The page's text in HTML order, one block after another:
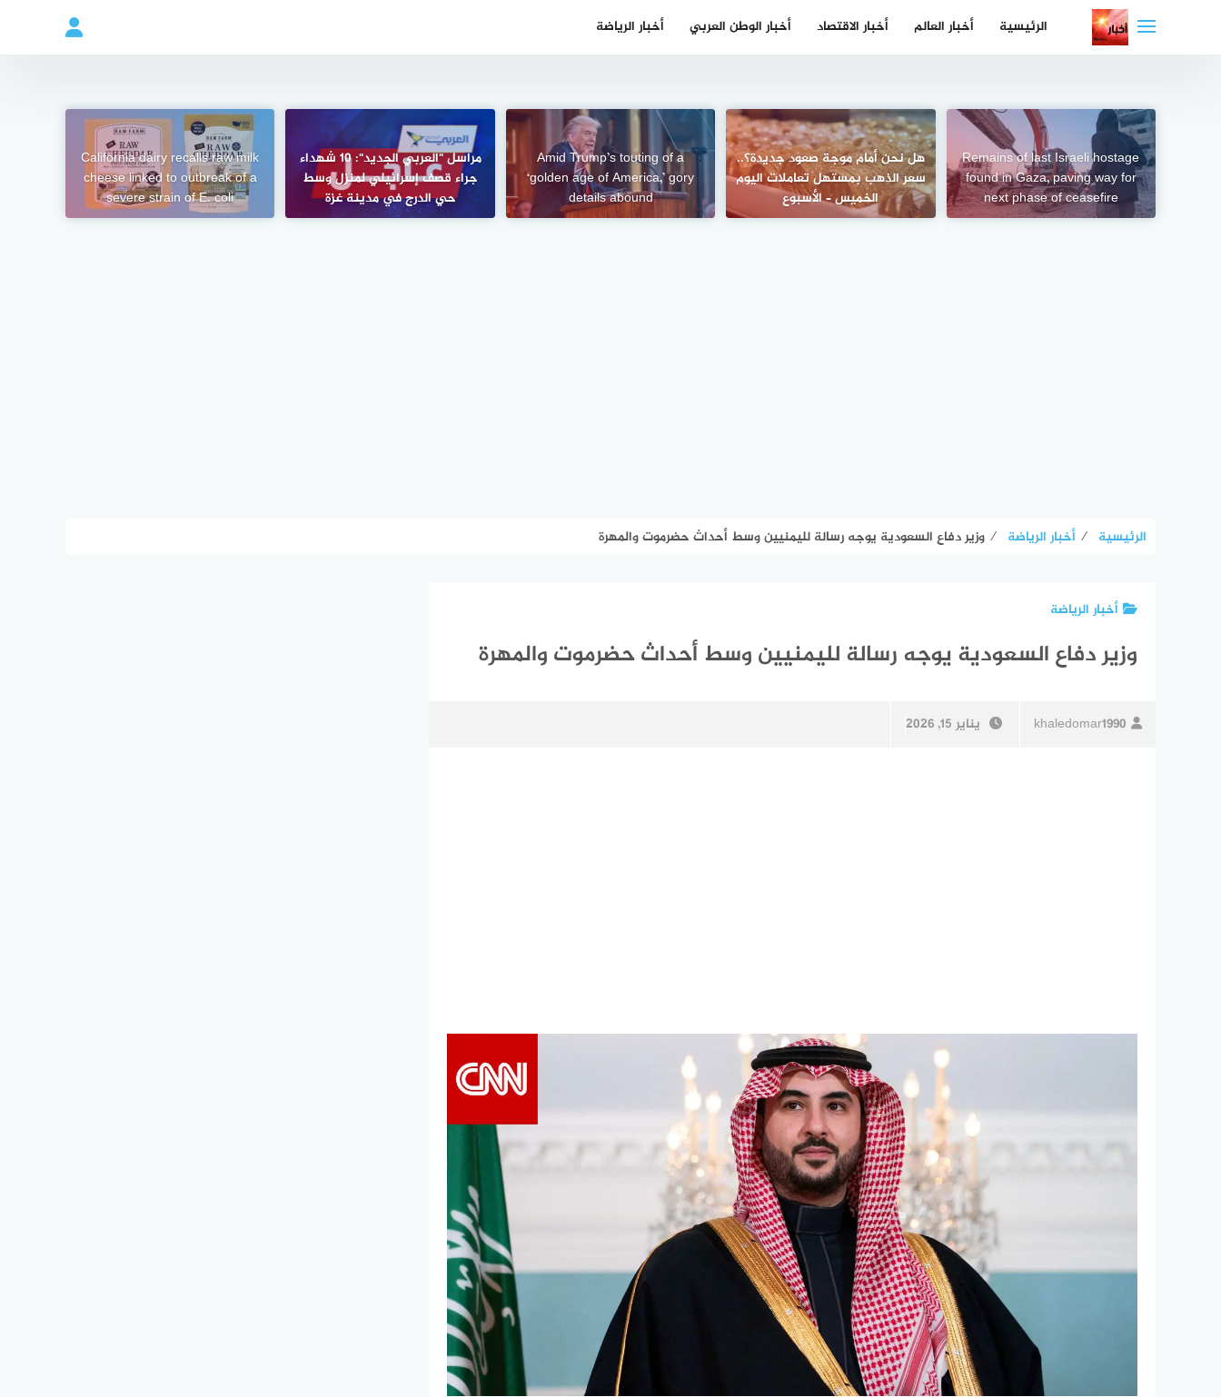
الرئيسية أخبار العالم أخبار الاقتصاد أخبار الوطن العربي أخبار الرياضة
Remains of last Israeli hostage
found in Gaza, paving way for
next phase of ceasefire
هل نحن أمام موجة صعود جديدة؟..
سعر الذهب بمستهل تعاملات اليوم
الخميس – الأسبوع
Amid Trump’s touting of a
‘golden age of America,’ gory
details abound
مراسل "العربي الجديد": 10 شهداء
جراء قصف إسرائيلي لمنزل وسط
حي الدرج في مدينة غزة
California dairy recalls raw milk
cheese linked to outbreak of a
severe strain of E. coli
الرئيسية ⁄ أخبار الرياضة ⁄ وزير دفاع السعودية يوجه رسالة لليمنيين وسط أحداث حضرموت والمهرة
أخبار الرياضة
وزير دفاع السعودية يوجه رسالة لليمنيين وسط أحداث حضرموت والمهرة
khaledomar1990 يناير 15, 2026